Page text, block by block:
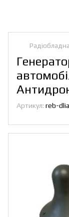
Артикул: reb-